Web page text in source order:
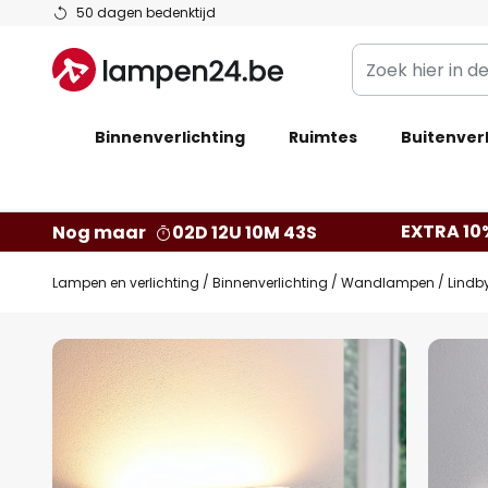
50 dagen bedenktijd
Ga
de
inhoud
Zoek
hier
de
Binnenverlichting Ruimtes
Nog maar 02D 12U 10M 42S EXTRA
Lampen en verlichting Binnenverlichting Wandlampen
Ga
naar
het
einde
van